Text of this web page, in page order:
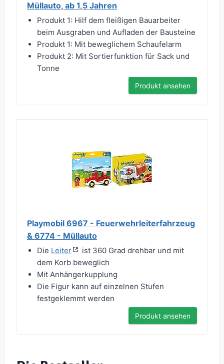
Müllauto, ab 1,5 Jahren
Produkt 1: Hilf dem fleißigen Bauarbeiter
beim Ausgraben und Aufladen der Bausteine
Produkt 1: Mit beweglichem Schaufelarm
Produkt 2: Mit Sortierfunktion für Sack und
Tonne
Produkt ansehen
Playmobil 6967 - Feuerwehrleiterfahrzeug
& 6774 - Müllauto
Die Leiter
ist 360 Grad drehbar und mit
dem Korb beweglich
Mit Anhängerkupplung
Die Figur kann auf einzelnen Stufen
festgeklemmt werden
Produkt ansehen